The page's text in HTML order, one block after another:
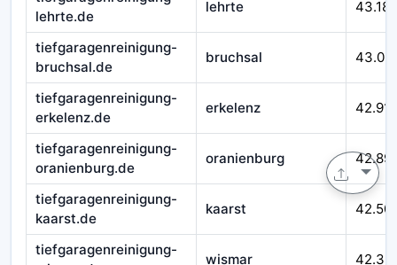
lehrte.de
lehrte 43.189
tiefgaragenreinigung-
bruchsal.de
bruchsal
tiefgaragenreinigung-
erkelenz.de
erkelenz 42.917
tiefgaragenreinigung-
oranienburg.de
oranienburg
tiefgaragenreinigung-
kaarst.de
kaarst
tiefgaragenreinigung-
wismar